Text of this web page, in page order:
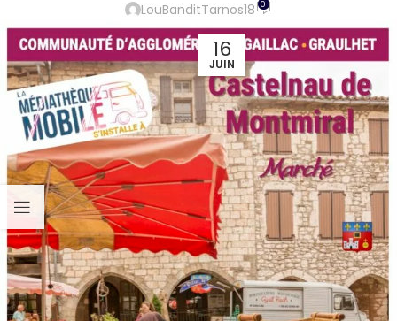
LouBanditTarnos18 0
16
JUIN